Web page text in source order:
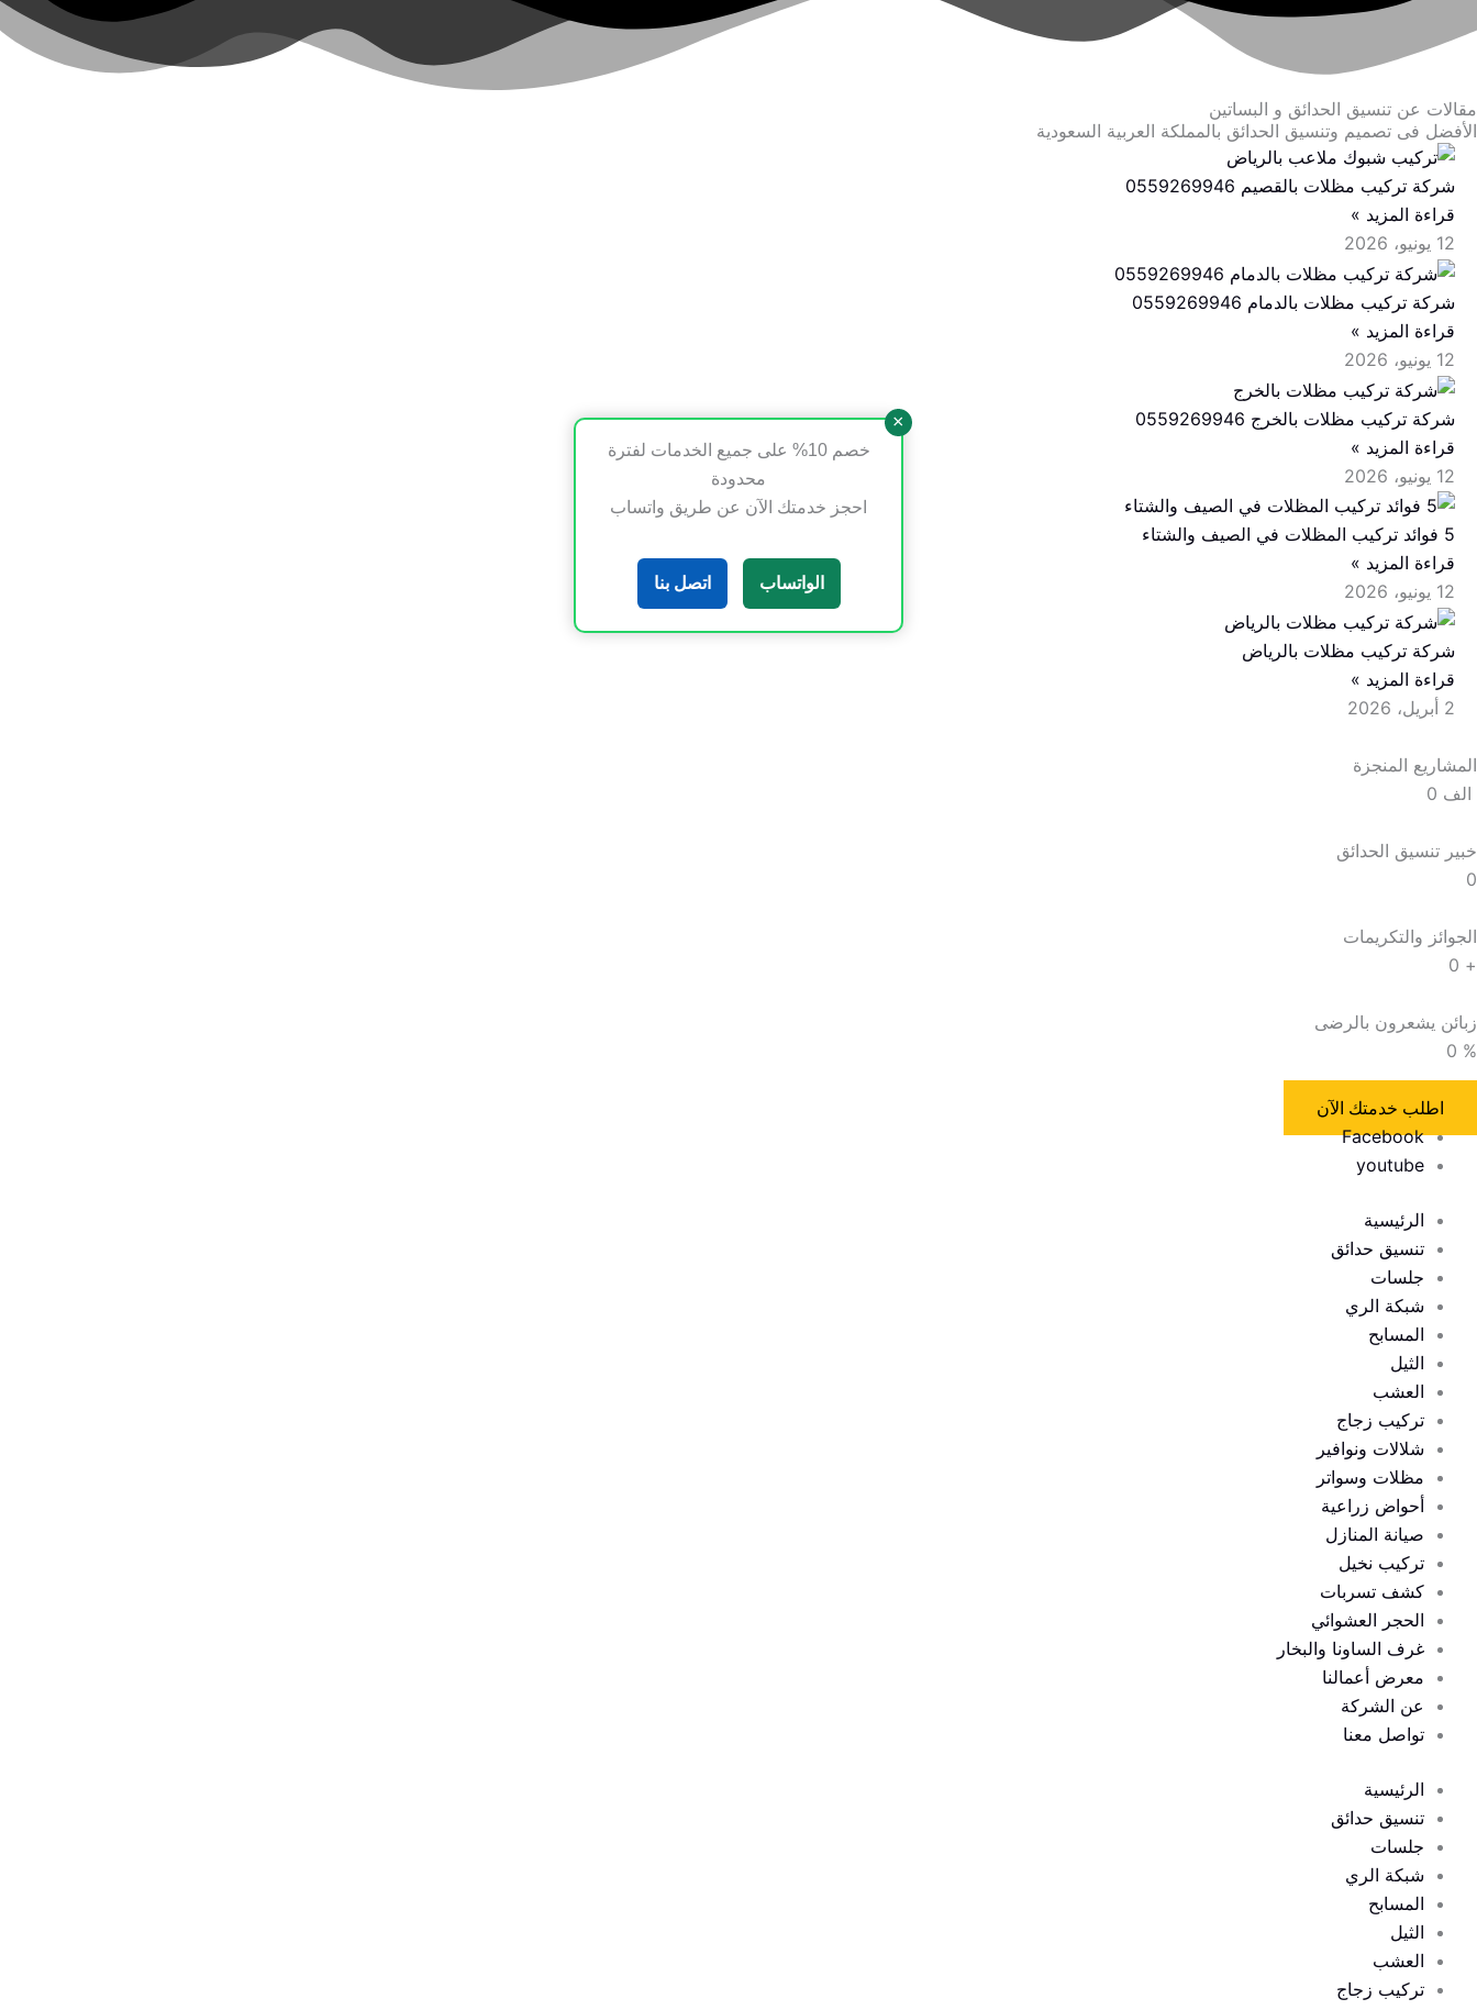
مقالات عن تنسيق الحدائق و البساتين
الأفضل فى تصميم وتنسيق الحدائق بالمملكة العربية السعودية
شركة تركيب مظلات بالقصيم 0559269946
قراءة المزيد »
12 يونيو، 2026
شركة تركيب مظلات بالدمام 0559269946
قراءة المزيد »
12 يونيو، 2026
شركة تركيب مظلات بالخرج 0559269946
قراءة المزيد »
12 يونيو، 2026
5 فوائد تركيب المظلات في الصيف والشتاء
قراءة المزيد »
12 يونيو، 2026
شركة تركيب مظلات بالرياض
قراءة المزيد »
2 أبريل، 2026
المشاريع المنجزة
الف 0
خبير تنسيق الحدائق
0
الجوائز والتكريمات
+
0
زبائن يشعرون بالرضى
%
0
اطلب خدمتك الآن
Facebook
youtube
الرئيسية
تنسيق حدائق
جلسات
شبكة الري
المسابح
الثيل
العشب
تركيب زجاج
شلالات ونوافير
مظلات وسواتر
أحواض زراعية
صيانة المنازل
تركيب نخيل
كشف تسربات
الحجر العشوائي
غرف الساونا والبخار
معرض أعمالنا
عن الشركة
تواصل معنا
الرئيسية
تنسيق حدائق
جلسات
شبكة الري
المسابح
الثيل
العشب
تركيب زجاج
×
خصم 10% على جميع الخدمات لفترة
محدودة
احجز خدمتك الآن عن طريق واتساب
الواتساب اتصل بنا